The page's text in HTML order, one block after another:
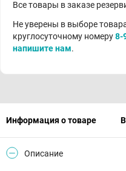
Все товары в заказе
Не уверены в выборе
круглосуточному номеру8-
напишите нам.
Информация о товаре
Описание